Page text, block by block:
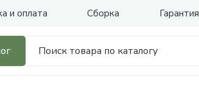
и оплата Сборка Гарантия